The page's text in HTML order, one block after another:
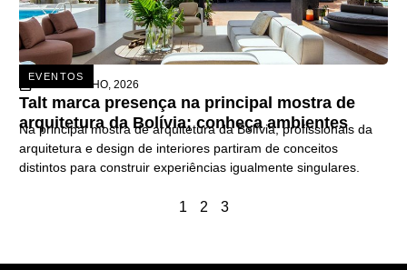
EVENTOS
26 DE JUNHO, 2026
Talt marca presença na principal mostra de
arquitetura da Bolívia; conheça ambientes
Na principal mostra de arquitetura da Bolívia, profissionais da
arquitetura e design de interiores partiram de conceitos
distintos para construir experiências igualmente singulares.
1 2 3